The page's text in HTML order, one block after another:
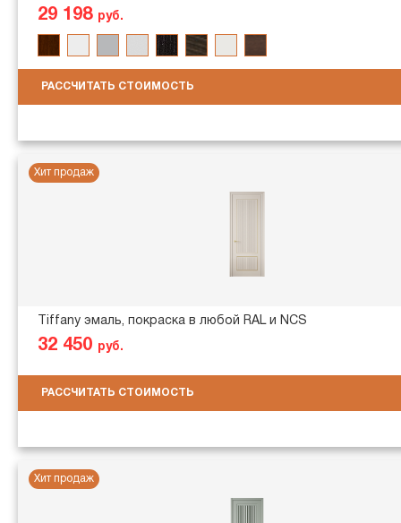
29 198 руб.
РАССЧИТАТЬ СТОИМОСТЬ
Хит продаж
Tiffany эмаль, покраска в любой RAL и NCS
32 450 руб.
РАССЧИТАТЬ СТОИМОСТЬ
Хит продаж